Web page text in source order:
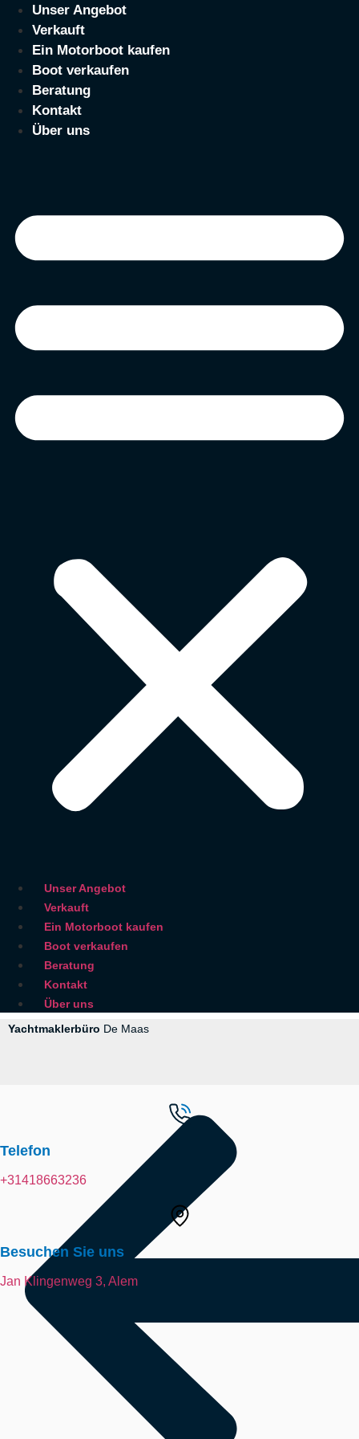
Zum
Inhalt
springen
Unser Angebot
Verkauft
Ein Motorboot kaufen
Boot verkaufen
Beratung
Kontakt
Über uns
Unser Angebot
Verkauft
Ein Motorboot kaufen
Boot verkaufen
Beratung
Kontakt
Über uns
Yachtmaklerbüro De Maas
Telefon
+31418663236
Besuchen Sie uns
Jan Klingenweg 3, Alem